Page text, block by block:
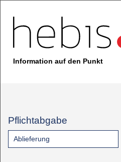
Information auf den Punkt
Pflichtabgabe
Ablieferung